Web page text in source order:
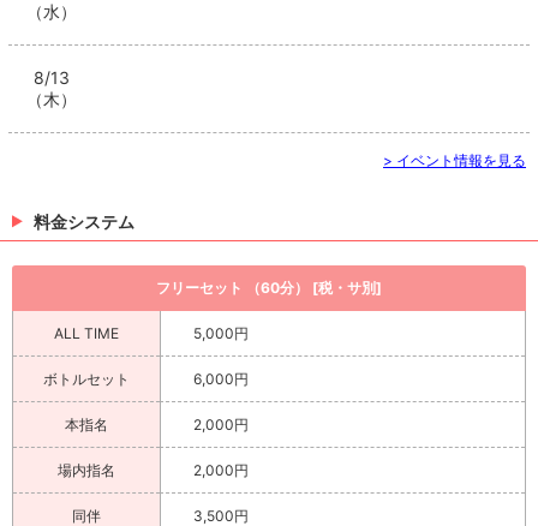
（水）
8/13
（木）
> イベント情報を見る
料金システム
フリーセット （60分） [税・サ別]
ALL TIME 5,000円
ボトルセット 6,000円
本指名 2,000円
場内指名 2,000円
同伴 3,500円